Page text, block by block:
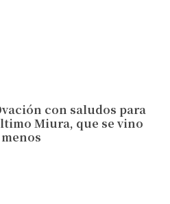
con saludos para
Miura, que se vino
menos